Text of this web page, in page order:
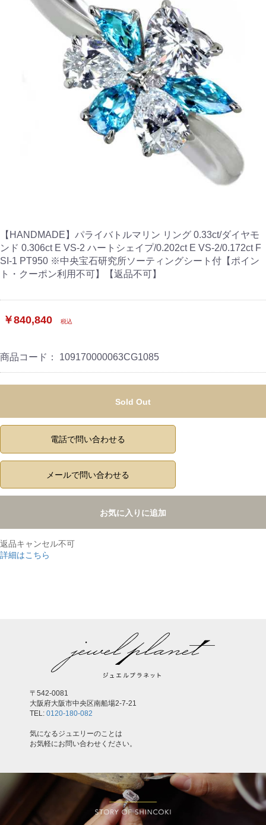
【HANDMADE】パライバトルマリン リング 0.33ct/ダイヤモ
ンド 0.306ct E VS-2 ハートシェイプ/0.202ct E VS-2/0.172ct F
SI-1 PT950 ※中央宝石研究所ソーティングシート付【ポイン
ト・クーポン利用不可】【返品不可】
￥840,840 税込
商品コード： 109170000063CG1085
Sold Out
電話で問い合わせる
メールで問い合わせる
お気に入りに追加
返品キャンセル不可
詳細はこちら
〒542-0081
大阪府大阪市中央区南船場2-7-21
TEL: 0120-180-082
気になるジュエリーのことは
お気軽にお問い合わせください。